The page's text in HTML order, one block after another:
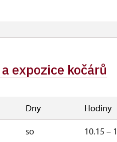
expozice kočárů
Dny
Hodiny
so 10.15 –